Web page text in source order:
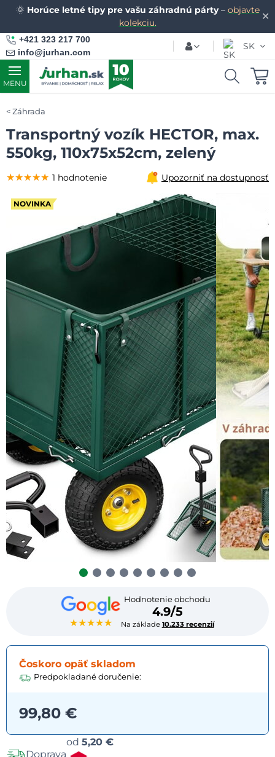
✕
🌞 Horúce letné tipy pre vašu záhradnú párty– objavte
kolekciu.
+421 323 217 700
info@jurhan.com
SK
MENU
Záhrada
Transportný vozík HECTOR, max.
550kg, 110x75x52cm, zelený
NOVINKA
★★★★★
Hodnotenie obchodu
4.9/5
Na základe 10.233 recenzií
★★★★★
★★★★★
★★★★★ 1 hodnotenie Upozorniť na dostupnosť
Čoskoro opäť skladom
Predpokladané doručenie:
99,80 €
Doprava
od 5,20 €